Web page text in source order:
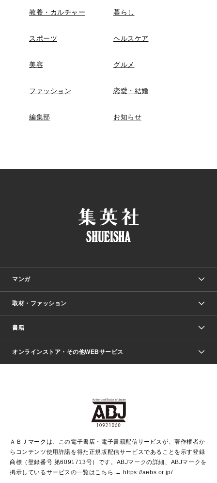
教養・カルチャー 暮らし
スポーツ ヘルスケア
美容 グルメ
ファッション 恋愛・結婚
編集部 お知らせ
マンガ
少年マンガ
Vジャンプ
ジャンプルーキー！
ジャンプTOON
S-MANGA
週刊ヤングジャンプ
ウルトラジャンプ
少女マンガ
リマコミ＋
マンガMeets
月刊オフィスユー
取材・ファッション
Seventeen
LEE
Marisol
芸能・情報・スポーツ
パラスポ＋！
書籍
文芸・文庫・総合
青春と読書
アジア人物史
集英社新書
集英社新書プラス
よみタイ
ライトノベル・ノベライズ
集英社Webマガジン Cobalt
集英社オレンジ文庫
シフォン文庫
集英社みらい文庫
S-KIDS.LAND
オンラインストア・その他WEBサービス
SHUEISHA MANGA-ART HERITAGE
HAPPY PLUS STORE
shueisha vox
EDITOR'S LAB
ＡＢＪマークは、この電子書店・電子書籍配信サービスが、著作権者か
らコンテンツ使用許諾を得た正規版配信サービスであることを示す登録
商標（登録番号 第6091713号）です。ABJマークの詳細、ABJマークを
掲示しているサービスの一覧はこちら → https://aebs.or.jp/